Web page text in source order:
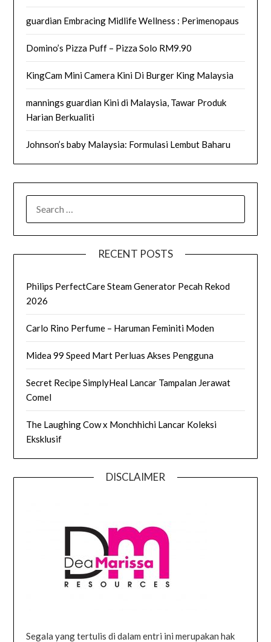
guardian Embracing Midlife Wellness : Perimenopaus
Domino’s Pizza Puff – Pizza Solo RM9.90
KingCam Mini Camera Kini Di Burger King Malaysia
mannings guardian Kini di Malaysia, Tawar Produk
Harian Berkualiti
Johnson’s baby Malaysia: Formulasi Lembut Baharu
FOR:
RECENT POSTS
Philips PerfectCare Steam Generator Pecah Rekod
2026
Carlo Rino Perfume – Haruman Feminiti Moden
Midea 99 Speed Mart Perluas Akses Pengguna
Secret Recipe SimplyHeal Lancar Tampalan Jerawat
Comel
The Laughing Cow x Monchhichi Lancar Koleksi
Eksklusif
DISCLAIMER
Segala yang tertulis di dalam entri ini merupakan hak